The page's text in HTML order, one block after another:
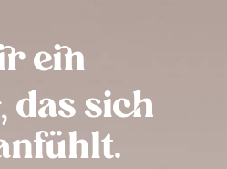
ein
das sich